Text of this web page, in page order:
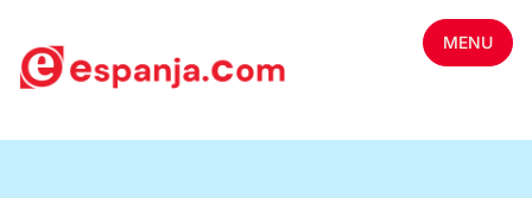
MENU